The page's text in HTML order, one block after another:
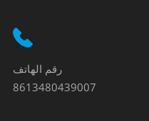
رقم الهاتف
8613480439007